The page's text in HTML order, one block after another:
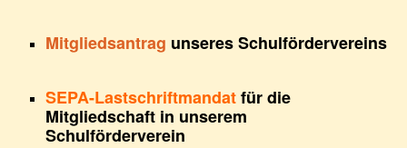
Mitgliedsantrag unseres Schulfördervereins
SEPA-Lastschriftmandatfür die
Mitgliedschaft in unserem
Schulförderverein